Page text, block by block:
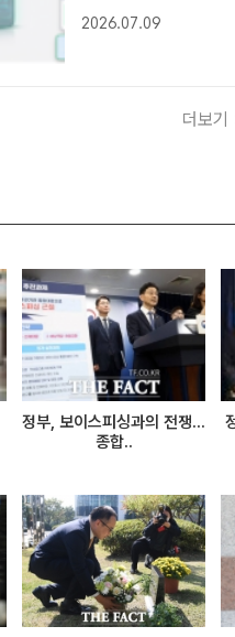
스), 금융감독원, 금융
2026.07.09
더보기
정부, 보이스피싱과의 전쟁...
종합..